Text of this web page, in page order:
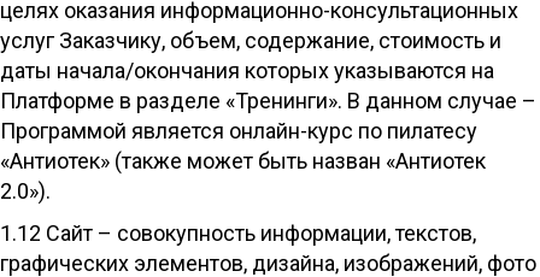
целях оказания информационно-консультационных
услуг Заказчику, объем, содержание, стоимость и
даты начала/окончания которых указываются на
Платформе в разделе «Тренинги». В данном случае –
Программой является онлайн-курс по пилатесу
«Антиотек» (также может быть назван «Антиотек
2.0»).
1.12 Сайт – совокупность информации, текстов,
графических элементов, дизайна, изображений, фото